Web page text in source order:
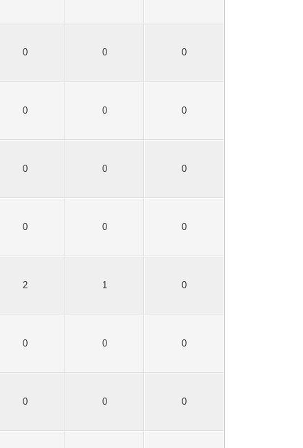
0 0 0
0 0 0
0 0 0
0 0 0
2 1 0
0 0 0
0 0 0